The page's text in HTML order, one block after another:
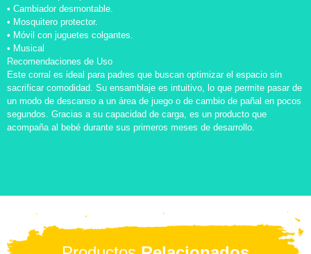
• Cambiador desmontable.
• Mosquitero protector.
• Móvil con juguetes colgantes.
• Musical
Recomendaciones de Uso
Este corral es ideal para padres que buscan optimizar el espacio sin
sacrificar comodidad. Su ensamblaje es intuitivo, lo que permite pasar de
un modo de descanso a un área de juego o de cambio de pañal en pocos
segundos. Gracias a su capacidad de carga, es un producto que
acompaña al bebé durante sus primeros meses de desarrollo.